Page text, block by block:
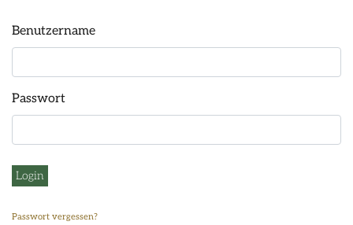
Benutzername
Passwort
Login
Passwort vergessen?